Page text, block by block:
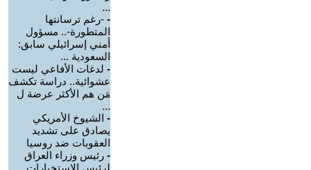
...
- -رغم ترسانتها
المتطورة-.. مسؤول
أمني إسرائيلي سابق:
السعودية ...
- لدغات الأفاعي ليست
عشوائية.. دراسة تكشف
مَن هم الأكثر عرضة ل
...
- الشيوخ الأمريكي
يصادق على تشديد
العقوبات ضد روسيا
- رئيس وزراء العراق
لرئيس الاستخبارات